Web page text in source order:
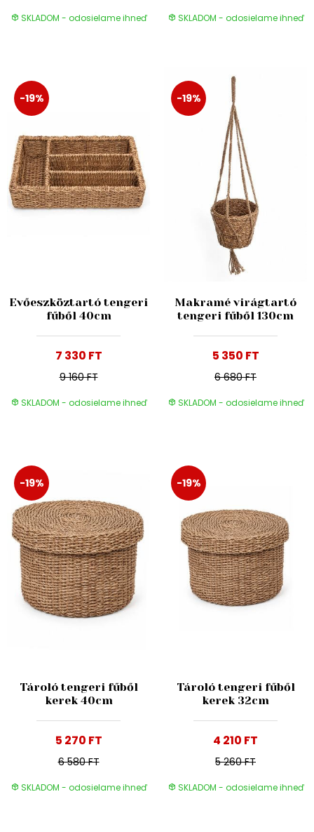
SKLADOM - odosielame ihneď SKLADOM - odosielame ihneď
-19%
Evőeszköztartó tengeri
fűből 40cm
7 330 FT
9 160 FT
SKLADOM - odosielame ihneď
-19%
Makramé virágtartó
tengeri fűből 130cm
5 350 FT
6 680 FT
SKLADOM - odosielame ihneď
-19%
Tároló tengeri fűből
kerek 40cm
5 270 FT
6 580 FT
SKLADOM - odosielame ihneď
-19%
Tároló tengeri fűből
kerek 32cm
4 210 FT
5 260 FT
SKLADOM - odosielame ihneď